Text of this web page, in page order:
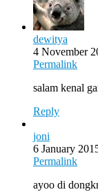
dewitya
4 November
Permalink
salam kenal
Reply
joni
6 January
Permalink
ayoo di